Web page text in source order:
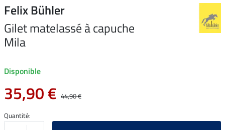
Felix Bühler
Gilet matelassé à capuche
Mila
Disponible
35,90 € 44,90 €
Quantité: